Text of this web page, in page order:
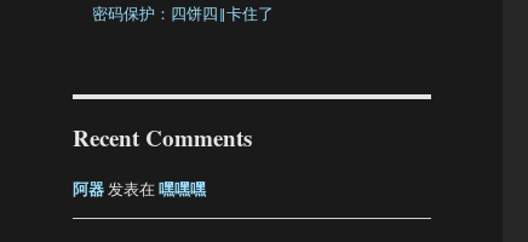
密码保护：四饼四‖卡住了
Recent Comments
阿器发表在嘿嘿嘿